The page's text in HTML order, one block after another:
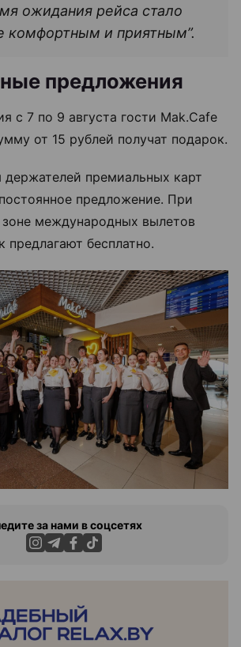
ожидания рейса стало
комфортным и приятным”.
предложения
с 7 по 9 августа гости Mak.Cafe
от 15 рублей получат подарок.
держателей премиальных карт
предложение. При
зоне международных вылетов
предлагают бесплатно.
за нами в соцсетях